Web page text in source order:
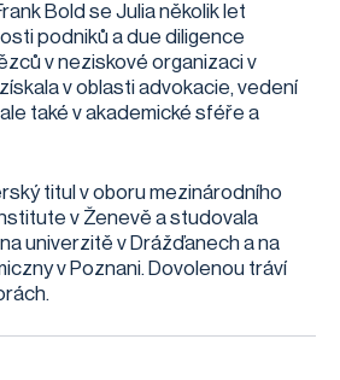
Bold se Julia několik let
podniků a due diligence
v neziskové organizaci v
v oblasti advokacie, vedení
také v akademické sféře a
titul v oboru mezinárodního
v Ženevě a studovala
univerzitě v Drážďanech a na
v Poznani. Dovolenou tráví